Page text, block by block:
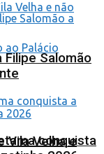
Vila Velha e
Salomão
conquista